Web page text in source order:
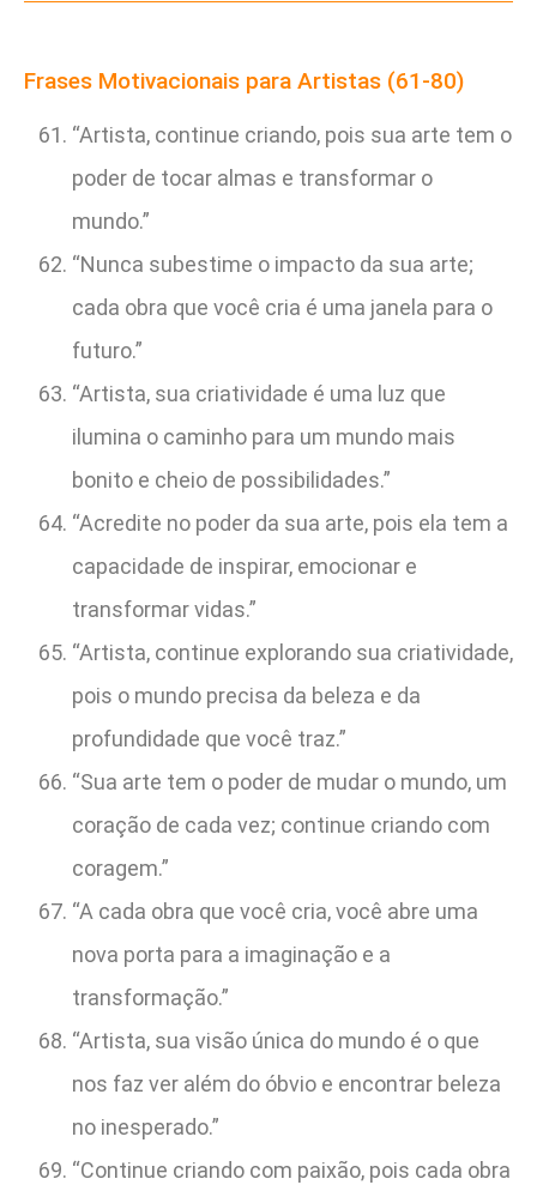
Frases Motivacionais para Artistas (61-80)
“Artista, continue criando, pois sua arte tem o
poder de tocar almas e transformar o
mundo.”
“Nunca subestime o impacto da sua arte;
cada obra que você cria é uma janela para o
futuro.”
“Artista, sua criatividade é uma luz que
ilumina o caminho para um mundo mais
bonito e cheio de possibilidades.”
“Acredite no poder da sua arte, pois ela tem a
capacidade de inspirar, emocionar e
transformar vidas.”
“Artista, continue explorando sua criatividade,
pois o mundo precisa da beleza e da
profundidade que você traz.”
“Sua arte tem o poder de mudar o mundo, um
coração de cada vez; continue criando com
coragem.”
“A cada obra que você cria, você abre uma
nova porta para a imaginação e a
transformação.”
“Artista, sua visão única do mundo é o que
nos faz ver além do óbvio e encontrar beleza
no inesperado.”
“Continue criando com paixão, pois cada obra